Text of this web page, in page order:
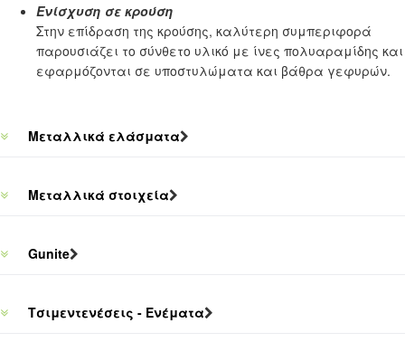
Ενίσχυση σε κρούση
Στην επίδραση της κρούσης, καλύτερη συμπεριφορά
παρουσιάζει το σύνθετο υλικό με ίνες πολυαραμίδης και
εφαρμόζονται σε υποστυλώματα και βάθρα γεφυρών.
Μεταλλικά ελάσματα
Μεταλλικά στοιχεία
Gunite
Τσιμεντενέσεις - Ενέματα